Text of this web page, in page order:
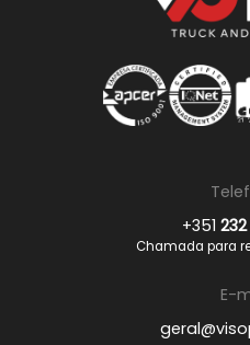
+351
Chamada para
E-